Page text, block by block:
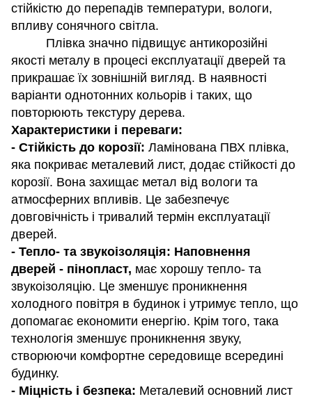
стійкістю до перепадів температури, вологи,
впливу сонячного світла.
Плівка значно підвищує антикорозійні
якості металу в процесі експлуатації дверей та
прикрашає їх зовнішній вигляд. В наявності
варіанти однотонних кольорів і таких, що
повторюють текстуру дерева.
Характеристики і переваги:
- Стійкість до корозії: Ламінована ПВХ плівка,
яка покриває металевий лист, додає стійкості до
корозії. Вона захищає метал від вологи та
атмосферних впливів. Це забезпечує
довговічність і тривалий термін експлуатації
дверей.
- Тепло- та звукоізоляція: Наповнення
дверей - пінопласт, має хорошу тепло- та
звукоізоляцію. Це зменшує проникнення
холодного повітря в будинок і утримує тепло, що
допомагає економити енергію. Крім того, така
технологія зменшує проникнення звуку,
створюючи комфортне середовище всередині
будинку.
- Міцність і безпека: Металевий основний лист